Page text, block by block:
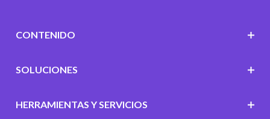
CONTENIDO
SOLUCIONES
HERRAMIENTAS Y SERVICIOS